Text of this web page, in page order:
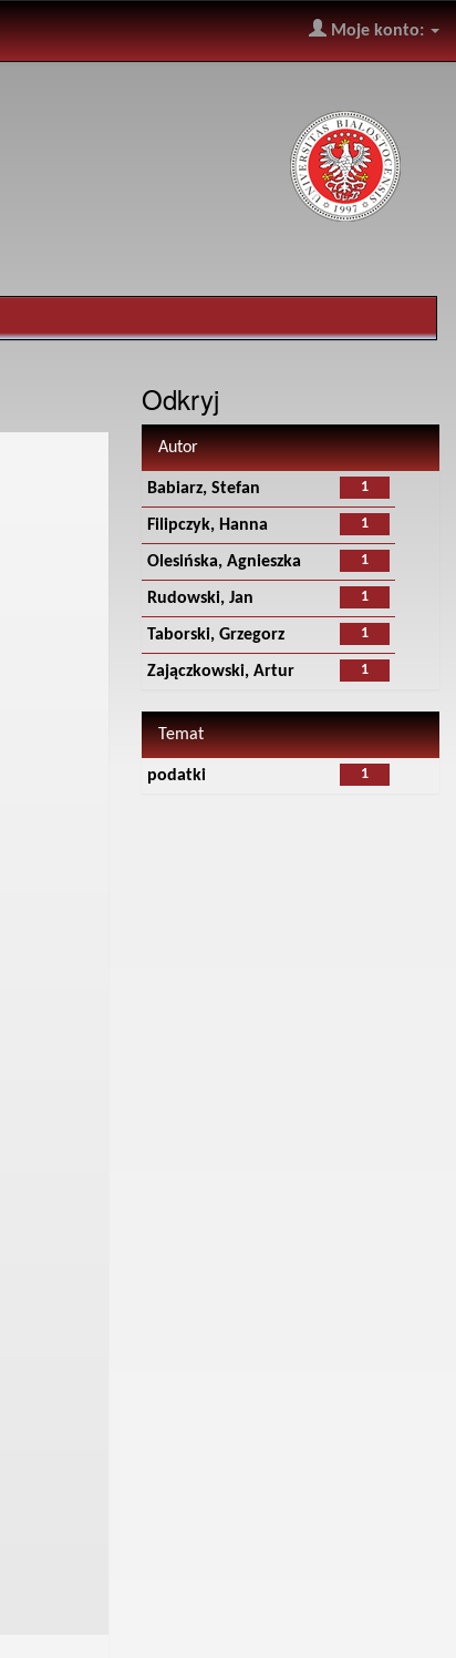
Moje konto:
Odkryj
Autor
1
Babiarz, Stefan
1
Filipczyk, Hanna
1
Olesińska, Agnieszka
1
Rudowski, Jan
1
Taborski, Grzegorz
1
Zajączkowski, Artur
Temat
1
podatki